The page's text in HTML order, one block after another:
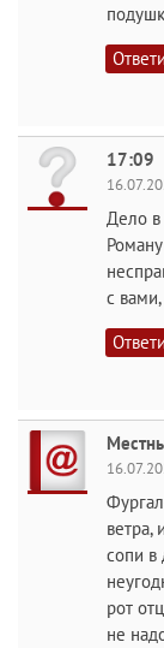
17:09
Дело в
с
ветра,
сопи в
рот
не